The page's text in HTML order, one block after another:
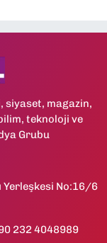
siyaset, magazin,
teknoloji ve
Grubu
Yerleşkesi No:16/6
232 4048989